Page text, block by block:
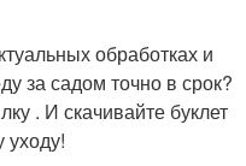
обработках и
за садом точно в срок?
. И скачивайте буклет